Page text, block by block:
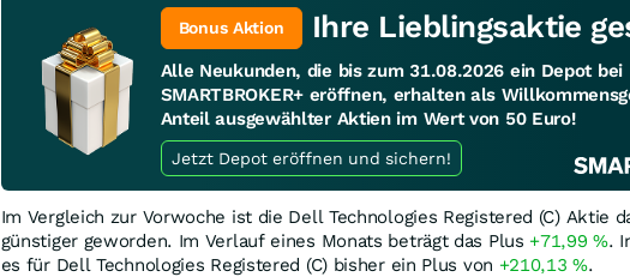
Bonus Aktion Ihre Lieblingsaktie
Alle Neukunden, die bis zum 31.08.2026 ein Depot bei
SMARTBROKER+ eröffnen, erhalten als
Anteil ausgewählter Aktien im Wert von 50 Euro!
Jetzt Depot eröffnen und sichern!
Im Vergleich zur Vorwoche ist die Dell Technologies Registered (C) Aktie
günstiger geworden. Im Verlauf eines Monats beträgt das Plus +71,99%.
es für Dell Technologies Registered (C) bisher ein Plus von +210,13%.